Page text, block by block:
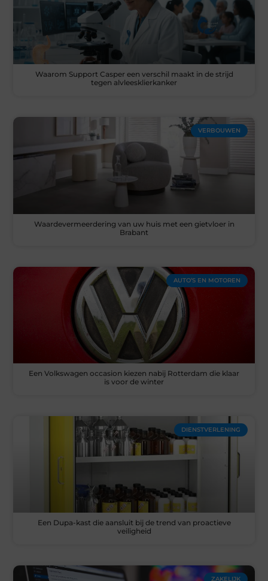
Waarom Support Casper een verschil maakt in de strijd
tegen alvleesklierkanker
VERBOUWEN
Waardevermeerdering van uw huis met een gietvloer in
Brabant
AUTO’S EN MOTOREN
Een Volkswagen occasion kiezen nabij Rotterdam die klaar
is voor de winter
DIENSTVERLENING
Een Dupa-kast die aansluit bij de trend van proactieve
veiligheid
ZAKELIJK